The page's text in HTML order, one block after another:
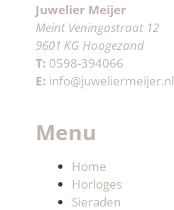
Juwelier Meijer
Meint Veningastraat 12
9601 KG Hoogezand
T: 0598-394066
E: info@juweliermeijer.nl
Menu
Home
Horloges
Sieraden